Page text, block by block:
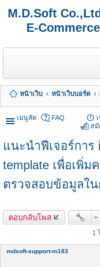
M.D.Soft
E-
หน้าเว็บ หน้าเว็บบอร์ด
เมนูลัด
FAQ
สมั
แนะนำฟีเจอร์การ
template เพื่อเพิ่ม
ตรวจสอบข้อมูลใน
ตอบกลับโพส
1
mdsoft-support-m183